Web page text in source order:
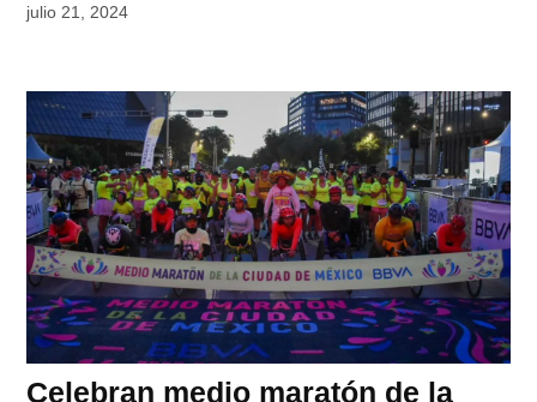
julio 21, 2024
Celebran medio maratón de la